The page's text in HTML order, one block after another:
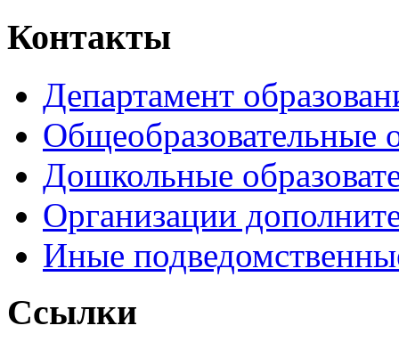
Контакты
Департамент
Общеобразовательные
Дошкольные
Организации
Иные
Ссылки